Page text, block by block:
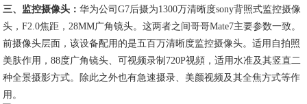
三、监控摄像头：华为公司G7后摄为1300万清晰度sony背照式监控摄像
头，F2.0焦距，28MM广角镜头。这两者之间哥哥Mate7主要参数一致。
前摄像头层面，该设备配用的是五百万清晰度监控摄像头。适用自拍照
美肤作用，88度广角镜头、可视频录制720P视頻，适用水准及其竖直二
种全景摄影方式。除此之外也有急速摄录、美颜视频及其全焦方式等作
用。